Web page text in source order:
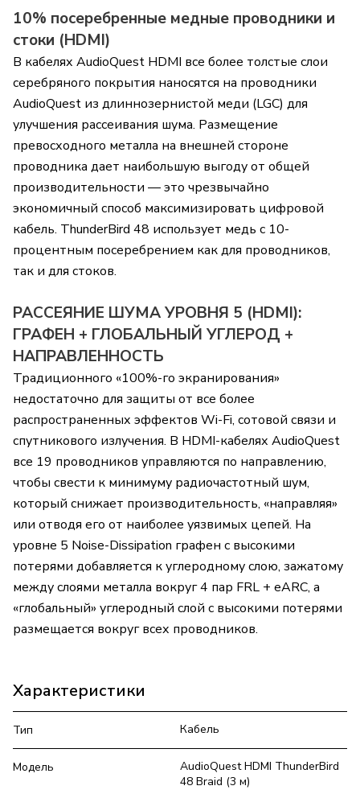
10% посеребренные медные проводники и
стоки (HDMI)
В кабелях AudioQuest HDMI все более толстые слои
серебряного покрытия наносятся на проводники
AudioQuest из длиннозернистой меди (LGC) для
улучшения рассеивания шума. Размещение
превосходного металла на внешней стороне
проводника дает наибольшую выгоду от общей
производительности — это чрезвычайно
экономичный способ максимизировать цифровой
кабель. ThunderBird 48 использует медь с 10-
процентным посеребрением как для проводников,
так и для стоков.
РАССЕЯНИЕ ШУМА УРОВНЯ 5 (HDMI):
ГРАФЕН + ГЛОБАЛЬНЫЙ УГЛЕРОД +
НАПРАВЛЕННОСТЬ
Традиционного «100%-го экранирования»
недостаточно для защиты от все более
распространенных эффектов Wi-Fi, сотовой связи и
спутникового излучения. В HDMI-кабелях AudioQuest
все 19 проводников управляются по направлению,
чтобы свести к минимуму радиочастотный шум,
который снижает производительность, «направляя»
или отводя его от наиболее уязвимых цепей. На
уровне 5 Noise-Dissipation графен с высокими
потерями добавляется к углеродному слою, зажатому
между слоями металла вокруг 4 пар FRL + eARC, а
«глобальный» углеродный слой с высокими потерями
размещается вокруг всех проводников.
Характеристики
Тип Кабель
Модель
AudioQuest HDMI ThunderBird
48 Braid (3 м)